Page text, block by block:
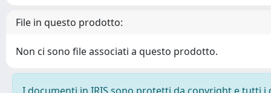
File in questo prodotto:
Non ci sono file associati a questo prodotto.